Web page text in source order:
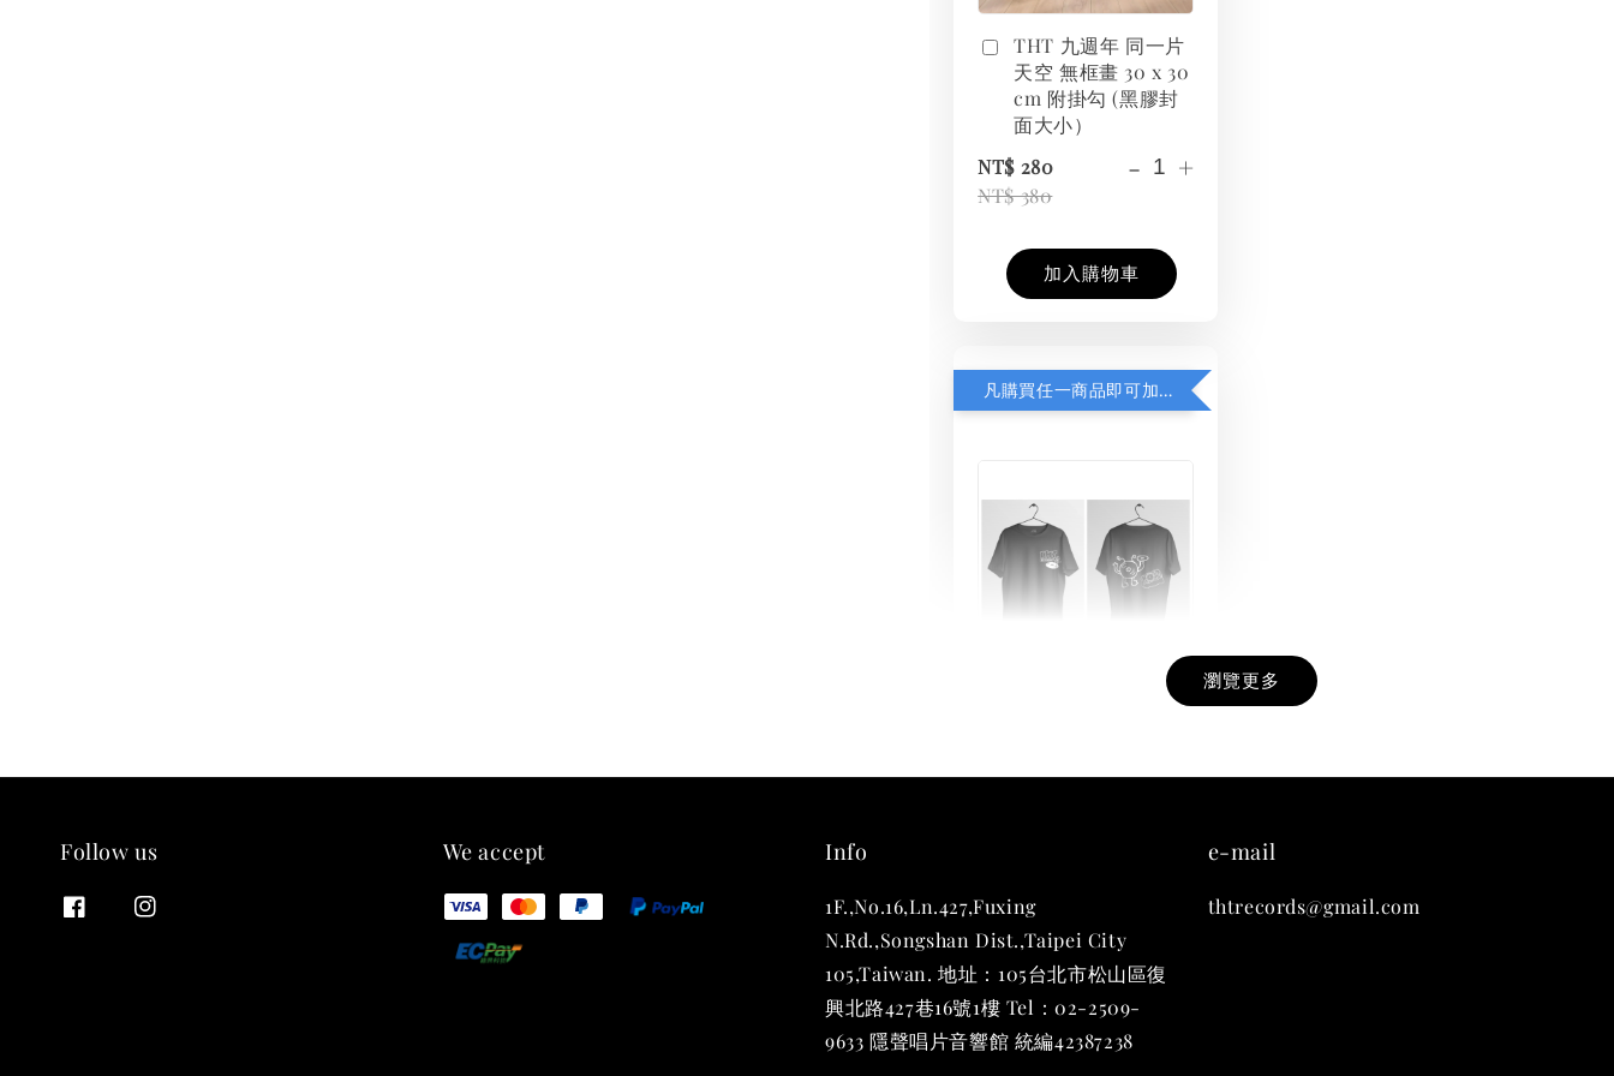
THT 九週年 同一片
天空 無框畫 30 x 30
cm 附掛勾 (黑膠封
面大小）
NT$ 280
NT$ 380
- +
加入購物車
凡購買任一商品即可加購 THT 九週年紀念 T-shirt
THT 九週年紀念 T-
瀏覽更多
Follow us We accept Info
1F.,No.16,Ln.427,Fuxing
N.Rd.,Songshan Dist.,Taipei City
105,Taiwan. 地址：105台北市松山區復
興北路427巷16號1樓 Tel：02-2509-
9633 隱聲唱片音響館 統編42387238
e-mail
thtrecords@gmail.com